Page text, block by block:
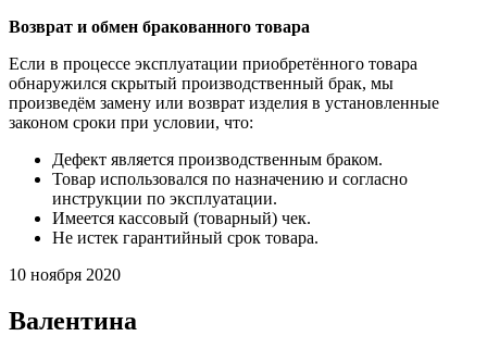
Возврат и обмен бракованного товара
Если в процессе эксплуатации приобретённого товара
обнаружился скрытый производственный брак, мы
произведём замену или возврат изделия в установленные
законом сроки при условии, что:
Дефект является производственным браком.
Товар использовался по назначению и согласно
инструкции по эксплуатации.
Имеется кассовый (товарный) чек.
Не истек гарантийный срок товара.
10 ноября 2020
Валентина